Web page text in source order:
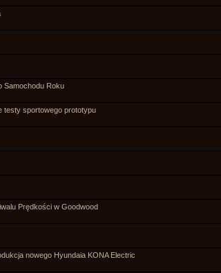
Samochodu Roku
testy sportowego prototypu
Prędkości w Goodwood
nowego Hyundaia KONA Electric